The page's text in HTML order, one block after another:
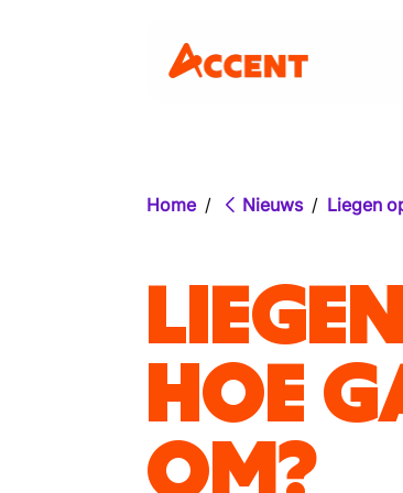
Home / Nieuws / Liegen
HOE
OM?